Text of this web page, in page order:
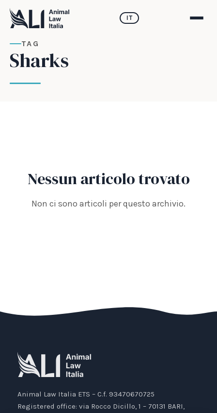
IT
TAG
Sharks
Nessun articolo trovato
Non ci sono articoli per questo archivio.
Animal Law Italia ETS – C.f. 93470670725
Registered office: via Rocco Dicillo, 1 – 70131 BARI,